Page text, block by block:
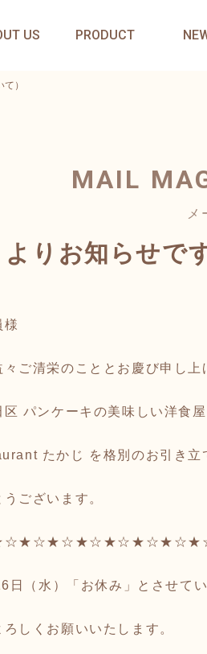
US PRODUCT
）
MAIL
メ
りお知らせで
様
ご清栄のこととお慶び申し上
区 パンケーキの美味しい洋食屋
たかじ を格別のお引き立
ございます。
（水）「お休み」とさせてい
しくお願いいたします。